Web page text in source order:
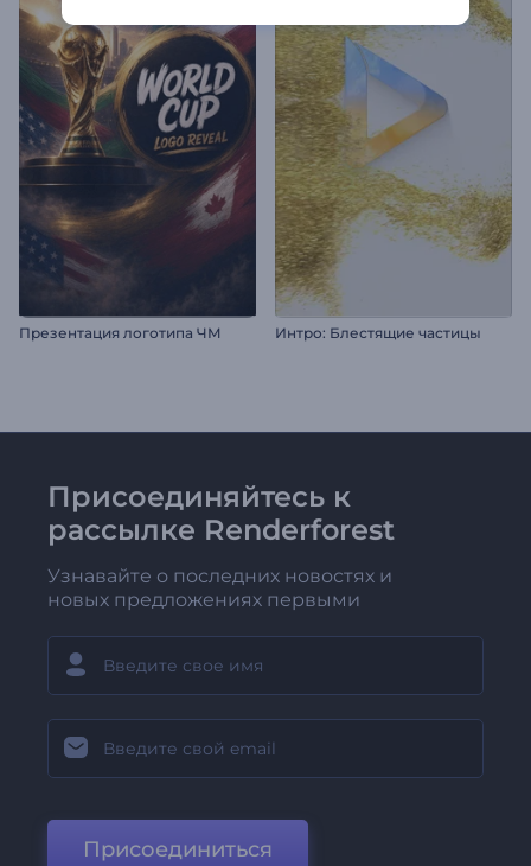
Презентация логотипа ЧМ Интро: Блестящие частицы
Присоединяйтесь к
рассылке Renderforest
Узнавайте о последних новостях и
новых предложениях первыми
Присоединиться